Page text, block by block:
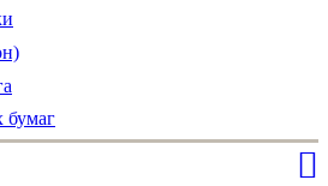
бумаг